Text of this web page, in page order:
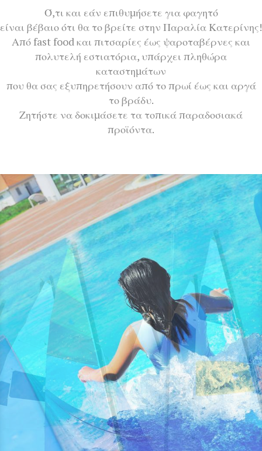
Ό,τι και εάν επιθυμήσετε για φαγητό
είναι βέβαιο ότι θα το βρείτε στην Παραλία Κατερίνης!
Από fast food και πιτσαρίες έως ψαροταβέρνες και
πολυτελή εστιατόρια, υπάρχει πληθώρα
καταστημάτων
που θα σας εξυπηρετήσουν από το πρωί έως και αργά
το βράδυ.
Ζητήστε να δοκιμάσετε τα τοπικά παραδοσιακά
προϊόντα.